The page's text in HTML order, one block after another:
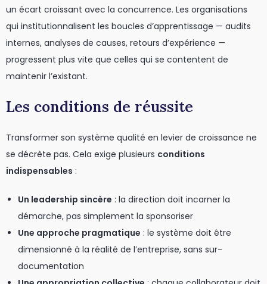
un écart croissant avec la concurrence. Les organisations
qui institutionnalisent les boucles d’apprentissage — audits
internes, analyses de causes, retours d’expérience —
progressent plus vite que celles qui se contentent de
maintenir l’existant.
Les conditions de réussite
Transformer son système qualité en levier de croissance ne
se décrète pas. Cela exige plusieurs conditions
indispensables :
Un leadership sincère : la direction doit incarner la
démarche, pas simplement la sponsoriser
Une approche pragmatique : le système doit être
dimensionné à la réalité de l’entreprise, sans sur-
documentation